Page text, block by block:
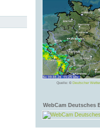
Quelle: © Deutscher
WebCam Deutsches